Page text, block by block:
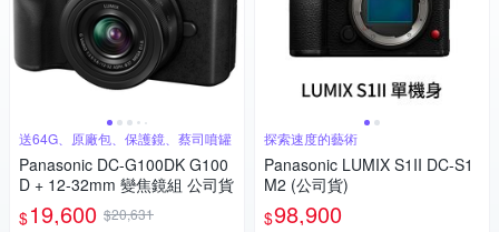
送64G、原廠包、保護鏡、蔡司噴罐
Panasonic DC-G100DK G100
D + 12-32mm 變焦鏡組 公司貨
$19,600 $20,631
探索速度的藝術
Panasonic LUMIX S1II DC-S1
M2 (公司貨)
$98,900